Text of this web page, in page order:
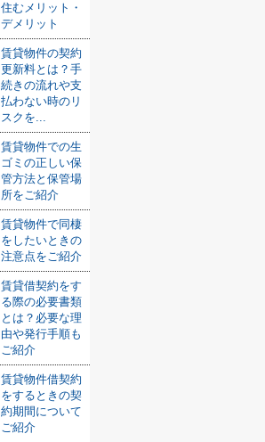
住むメリット・
デメリット
賃貸物件の契約
更新料とは？手
続きの流れや支
払わない時のリ
スクを...
賃貸物件での生
ゴミの正しい保
管方法と保管場
所をご紹介
賃貸物件で同棲
をしたいときの
注意点をご紹介
賃貸借契約をす
る際の必要書類
とは？必要な理
由や発行手順も
ご紹介
賃貸物件借契約
をするときの契
約期間について
ご紹介